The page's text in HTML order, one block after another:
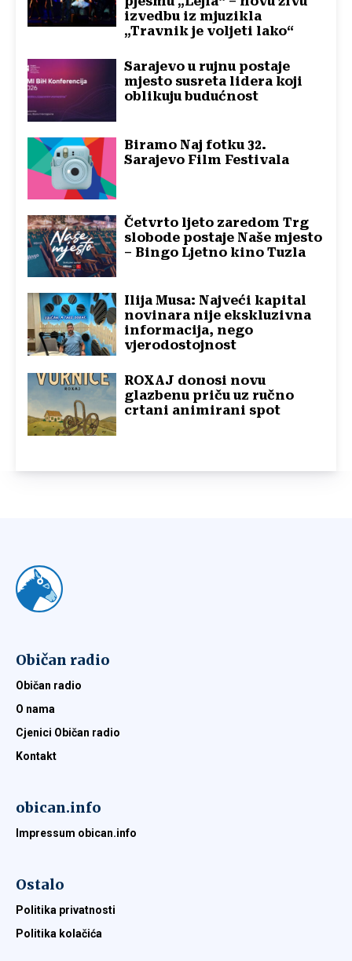
izvedbu iz mjuzikla
„Travnik je voljeti lako“
Sarajevo u rujnu postaje
mjesto susreta lidera koji
oblikuju budućnost
Biramo Naj fotku 32.
Sarajevo Film Festivala
Četvrto ljeto zaredom Trg
slobode postaje Naše mjesto
– Bingo Ljetno kino Tuzla
Ilija Musa: Najveći kapital
novinara nije ekskluzivna
informacija, nego
vjerodostojnost
ROXAJ donosi novu
glazbenu priču uz ručno
crtani animirani spot
Običan radio
Običan radio
O nama
Cjenici Običan radio
Kontakt
obican.info
Impressum obican.info
Ostalo
Politika privatnosti
Politika kolačića